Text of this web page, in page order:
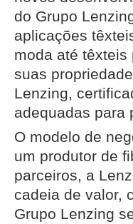
do Grupo
aplicações
moda até
suas
Lenzing,
adequadas para
O modelo de
um produtor de
parceiros, a
cadeia de valor,
Grupo Lenzing